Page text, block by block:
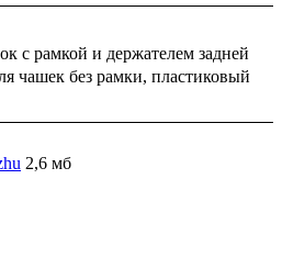
с рамкой и держателем задней
чашек без рамки, пластиковый
2,6 мб